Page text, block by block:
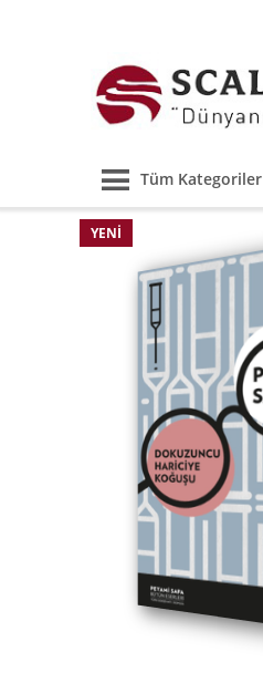
Tüm Kategoriler
YENI